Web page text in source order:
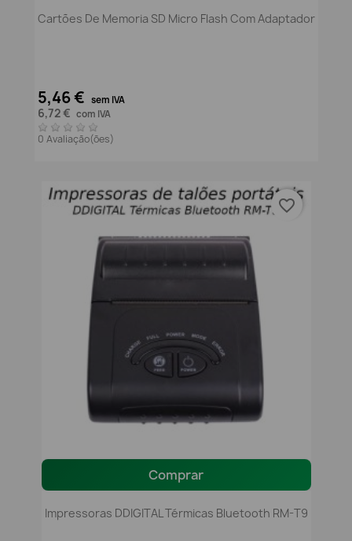
Cartões De Memoria SD Micro Flash Com Adaptador
5,46 € sem IVA
6,72 € com IVA
0 Avaliação(ões)
Comprar
Impressoras DDIGITAL Térmicas Bluetooth RM-T9
favorite_border